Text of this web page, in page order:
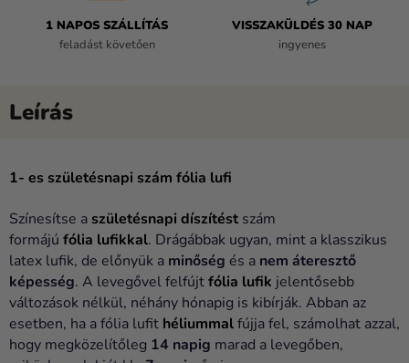
1 NAPOS SZÁLLÍTÁS
feladást követően
VISSZAKÜLDÉS 30 NAP
ingyenes
1- es születésnapi szám fólia lufi
Színesítse aszületésnapi díszítést szám
formájú fólia lufikkal. Drágábbak ugyan, mint a klasszikus
latex lufik, de előnyük a minőség és a nem áteresztő
képesség. A levegővel felfújtfólia lufik jelentősebb
változások nélkül, néhány hónapig is kibírják. Abban az
esetben, ha a fólia lufit héliummalfújja fel, számolhat azzal,
hogy megközelítőleg 14 napig marad a levegőben,